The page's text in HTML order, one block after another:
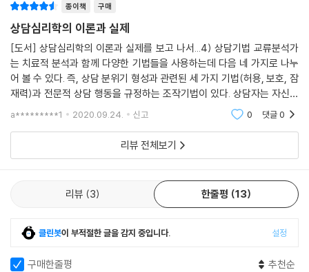
3. 단기상담의 과정
4. 단기상담의 사례
제17장 집단상담
1. 집단상담의 기초
2. 집단상담의 형태
3. 집단상담자의 태도와 자질
제18장 가족상담
2. 가족상담의 기본 개념
4. 가족상담의 과정
종이책 구매
상담심리학의 이론과 실제
[도서] 상담심리학의 이론과 실제를 보고 나서...4) 상담기법 교류분석가
는 치료적 분석과 함께 다양한 기법들을 사용하는데 다음 네 가지로 나누
어 볼 수 있다. 즉, 상담 분위기 형성과 관련된 세 가지 기법(허용, 보호, 잠
재력)과 전문적 상담 행동을 규정하는 조작기법이 있다. 상담자는 자신이
선택한 기법을 사용함으로써 허가와 보호를 지속적으로 제공하여 내담자
a*********1 2020.09.24. 신고 0 댓글0
리뷰 전체보기
리뷰 3 한줄평 13
클린봇이 부적절한 글을 감지 중입니다. 설정
구매한줄평 추천순